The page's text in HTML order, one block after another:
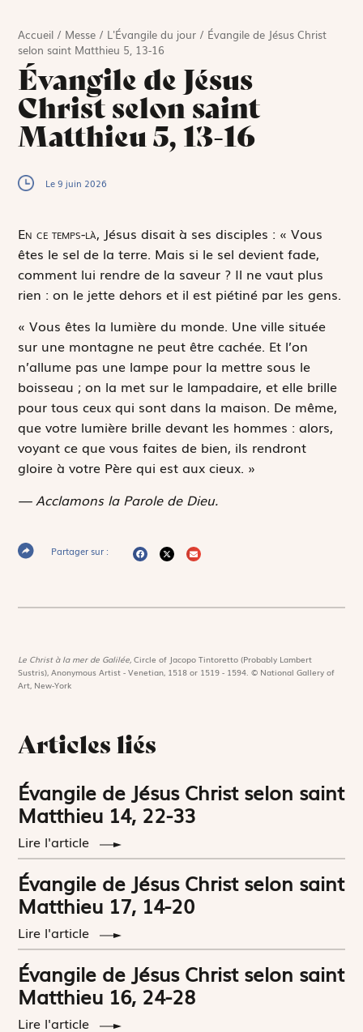
Accueil / Messe / L'Évangile du jour / Évangile de Jésus Christ
selon saint Matthieu 5, 13-16
Évangile de Jésus
Christ selon saint
Matthieu 5, 13-16
Le 9 juin 2026
En ce temps-là, Jésus disait à ses disciples : « Vous
êtes le sel de la terre. Mais si le sel devient fade,
comment lui rendre de la saveur ? Il ne vaut plus
rien : on le jette dehors et il est piétiné par les gens.
« Vous êtes la lumière du monde. Une ville située
sur une montagne ne peut être cachée. Et l’on
n’allume pas une lampe pour la mettre sous le
boisseau ; on la met sur le lampadaire, et elle brille
pour tous ceux qui sont dans la maison. De même,
que votre lumière brille devant les hommes : alors,
voyant ce que vous faites de bien, ils rendront
gloire à votre Père qui est aux cieux. »
— Acclamons la Parole de Dieu.
Partager sur :
Le Christ à la mer de Galilée,Circle of Jacopo Tintoretto (Probably Lambert
Sustris), Anonymous Artist - Venetian, 1518 or 1519 - 1594. © National Gallery of
Art, New-York
Articles liés
Évangile de Jésus Christ selon saint
Matthieu 14, 22-33
Lire l'article
Évangile de Jésus Christ selon saint
Matthieu 17, 14-20
Lire l'article
Évangile de Jésus Christ selon saint
Matthieu 16, 24-28
Lire l'article